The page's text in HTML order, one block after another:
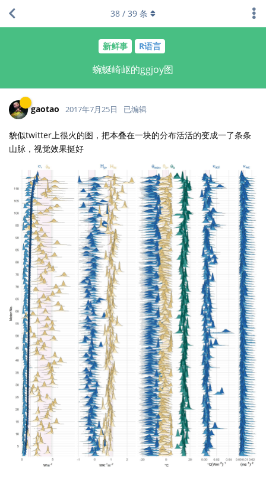
新鲜事 R语言
蜿蜒崎岖的ggjoy图
38 / 39 条
gaotao 2017年7月25日 已编辑
貌似twitter上很火的图，把本叠在一块的分布活活的变成一了条条
山脉，视觉效果挺好